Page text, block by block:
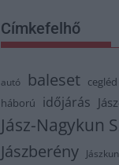
Címkefelhő
autó baleset cegléd
háború időjárás
Jász-Nagykun
Jászberény